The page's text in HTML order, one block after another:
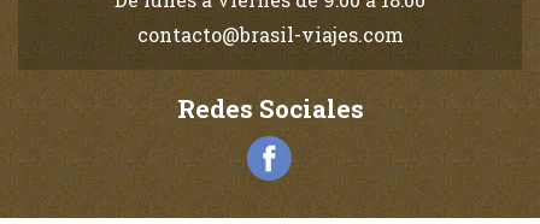
contacto@brasil-viajes.com
Redes Sociales